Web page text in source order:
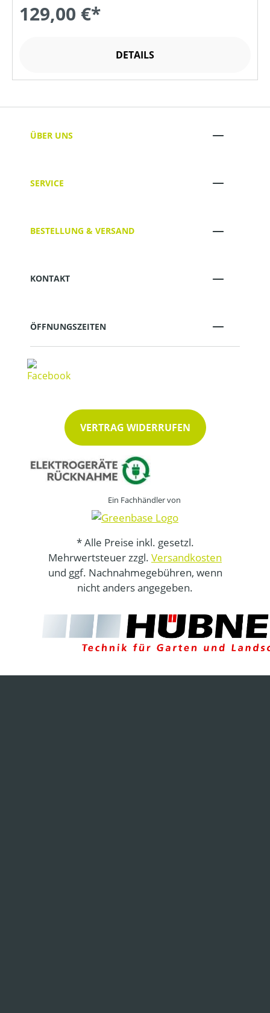
129,00 €*
DETAILS
ÜBER UNS
SERVICE
BESTELLUNG & VERSAND
KONTAKT
ÖFFNUNGSZEITEN
VERTRAG WIDERRUFEN
Ein Fachhändler von
* Alle Preise inkl. gesetzl.
Mehrwertsteuer zzgl. Versandkosten
und ggf. Nachnahmegebühren, wenn
nicht anders angegeben.